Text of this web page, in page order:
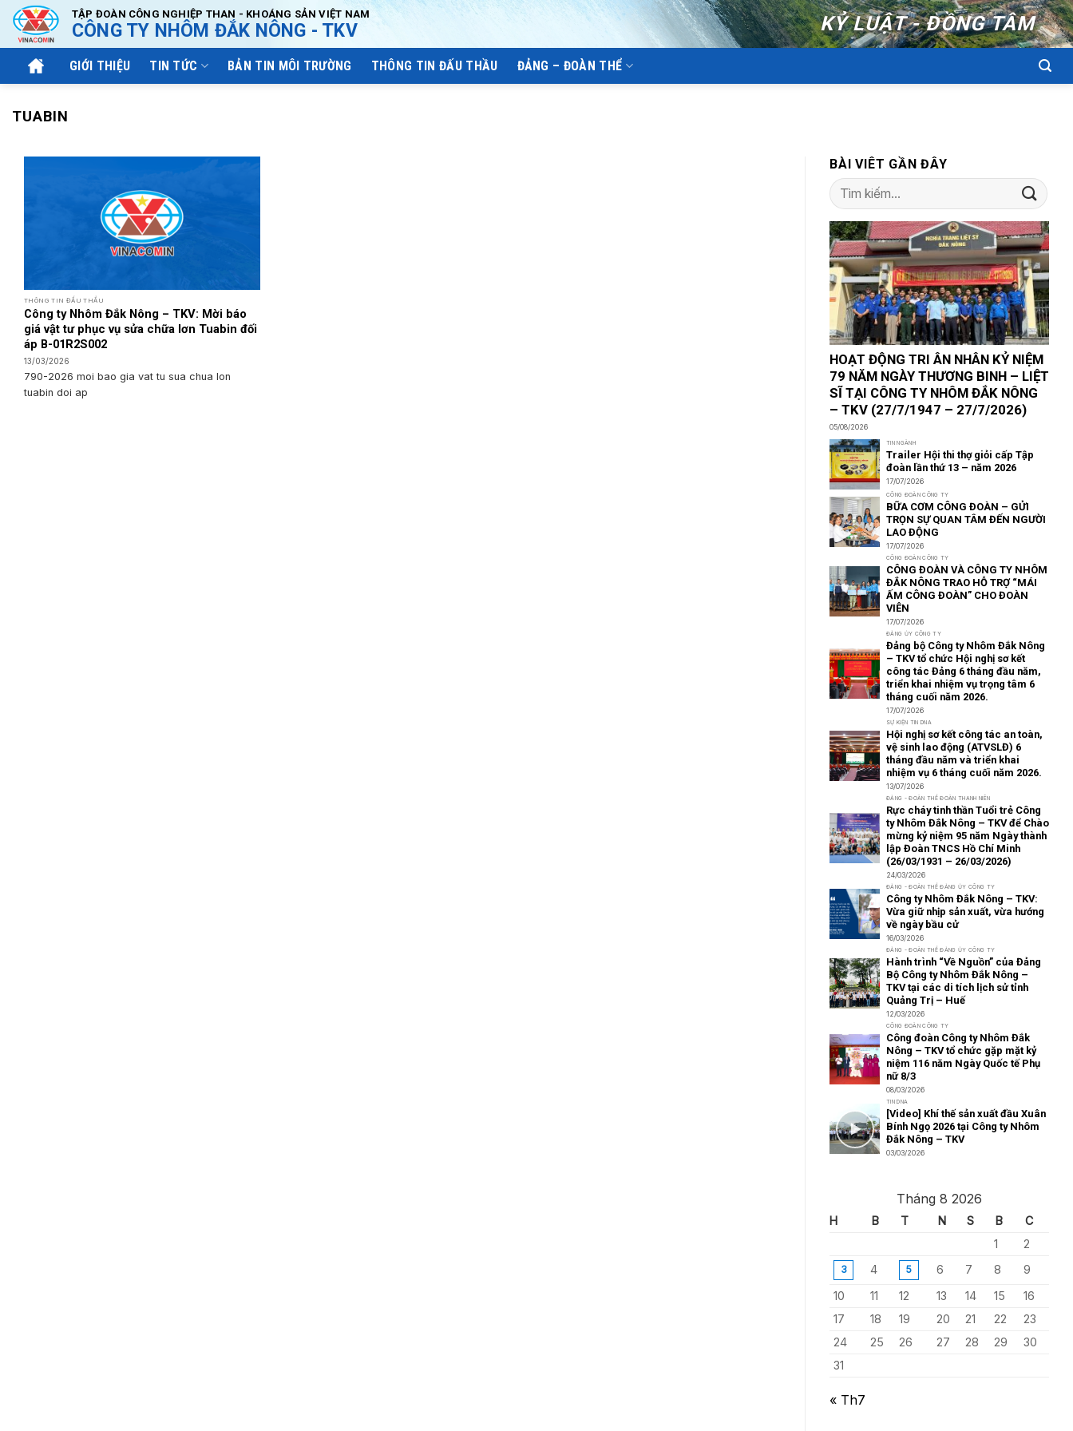
Bỏ
qua
nội
dung
TẬP ĐOÀN CÔNG NGHIỆP THAN - KHOÁNG SẢN VIỆT NAM
CÔNG TY NHÔM ĐẮK NÔNG - TKV KỶ LUẬT - ĐỒNG TÂM
GIỚI THIỆU TIN TỨC BẢN TIN MÔI TRƯỜNG THÔNG TIN ĐẤU THẦU ĐẢNG – ĐOÀN THỂ
TUABIN
THÔNG TIN ĐẤU THẦU
Công ty Nhôm Đắk Nông – TKV: Mời báo
giá vật tư phục vụ sửa chữa lơn Tuabin đối
áp B-01R2S002
13/03/2026
790-2026 moi bao gia vat tu sua chua lon
tuabin doi ap
BÀI VIÊT GẦN ĐÂY
HOẠT ĐỘNG TRI ÂN NHÂN KỶ NIỆM
79 NĂM NGÀY THƯƠNG BINH – LIỆT
SĨ TẠI CÔNG TY NHÔM ĐẮK NÔNG
– TKV (27/7/1947 – 27/7/2026)
05/08/2026
TIN NGÀNH
Trailer Hội thi thợ giỏi cấp Tập
đoàn lần thứ 13 – năm 2026
17/07/2026
CÔNG ĐOÀN CÔNG TY
BỮA CƠM CÔNG ĐOÀN – GỬI
TRỌN SỰ QUAN TÂM ĐẾN NGƯỜI
LAO ĐỘNG
17/07/2026
CÔNG ĐOÀN CÔNG TY
CÔNG ĐOÀN VÀ CÔNG TY NHÔM
ĐẮK NÔNG TRAO HỖ TRỢ “MÁI
ẤM CÔNG ĐOÀN” CHO ĐOÀN
VIÊN
17/07/2026
ĐẢNG ỦY CÔNG TY
Đảng bộ Công ty Nhôm Đắk Nông
– TKV tổ chức Hội nghị sơ kết
công tác Đảng 6 tháng đầu năm,
triển khai nhiệm vụ trọng tâm 6
tháng cuối năm 2026.
17/07/2026
SỰ KIỆN TIN DNA
Hội nghị sơ kết công tác an toàn,
vệ sinh lao động (ATVSLĐ) 6
tháng đầu năm và triển khai
nhiệm vụ 6 tháng cuối năm 2026.
13/07/2026
ĐẢNG - ĐOÀN THỂ ĐOÀN THANH NIÊN
Rực cháy tinh thần Tuổi trẻ Công
ty Nhôm Đắk Nông – TKV để Chào
mừng kỷ niệm 95 năm Ngày thành
lập Đoàn TNCS Hồ Chí Minh
(26/03/1931 – 26/03/2026)
24/03/2026
ĐẢNG - ĐOÀN THỂ ĐẢNG ỦY CÔNG TY
Công ty Nhôm Đắk Nông – TKV:
Vừa giữ nhịp sản xuất, vừa hướng
về ngày bầu cử
16/03/2026
ĐẢNG - ĐOÀN THỂ ĐẢNG ỦY CÔNG TY
Hành trình “Về Nguồn” của Đảng
Bộ Công ty Nhôm Đắk Nông –
TKV tại các di tích lịch sử tỉnh
Quảng Trị – Huế
12/03/2026
CÔNG ĐOÀN CÔNG TY
Công đoàn Công ty Nhôm Đắk
Nông – TKV tổ chức gặp mặt kỷ
niệm 116 năm Ngày Quốc tế Phụ
nữ 8/3
08/03/2026
TIN DNA
[Video] Khí thế sản xuất đầu Xuân
Bính Ngọ 2026 tại Công ty Nhôm
Đắk Nông – TKV
03/03/2026
Tháng 8 2026
H B T N S B
C
1
2
3 4 5 6 7 8
9
10
11 12 13 14 15
16
17
18 19 20 21 22
23
24
25 26 27 28 29
30
31
« Th7